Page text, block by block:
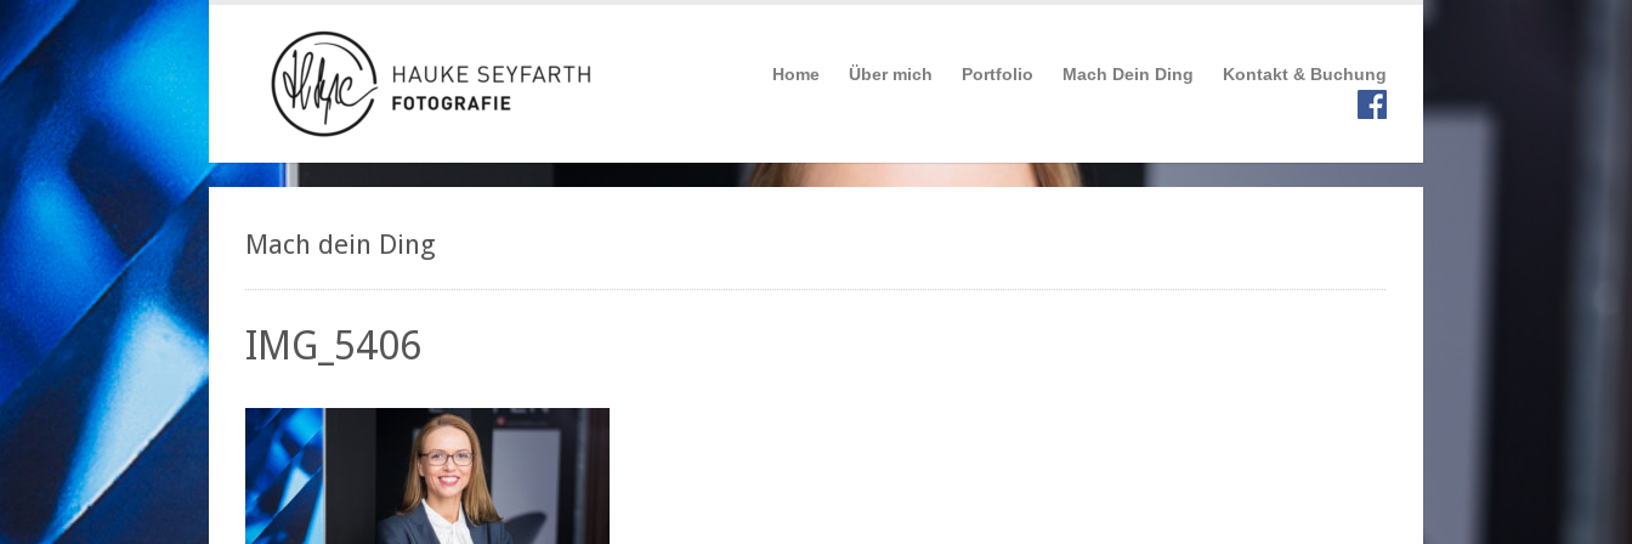
Home Über mich Portfolio Mach Dein Ding Kontakt & Buchung
Mach dein Ding
IMG_5406